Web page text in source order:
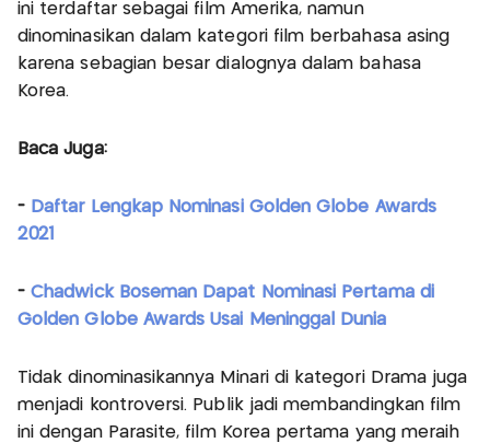
ini terdaftar sebagai film Amerika, namun
dinominasikan dalam kategori film berbahasa asing
karena sebagian besar dialognya dalam bahasa
Korea.
Baca Juga:
- Daftar Lengkap Nominasi Golden Globe Awards
2021
-Chadwick Boseman Dapat Nominasi Pertama di
Golden Globe Awards Usai Meninggal Dunia
Tidak dinominasikannya Minari di kategori Drama juga
menjadi kontroversi. Publik jadi membandingkan film
ini dengan Parasite, film Korea pertama yang meraih